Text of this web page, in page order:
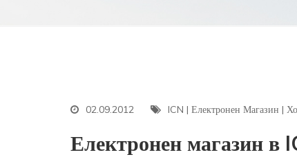
02.09.2012 ICN | Електронен Магазин |
Електронен магазин в